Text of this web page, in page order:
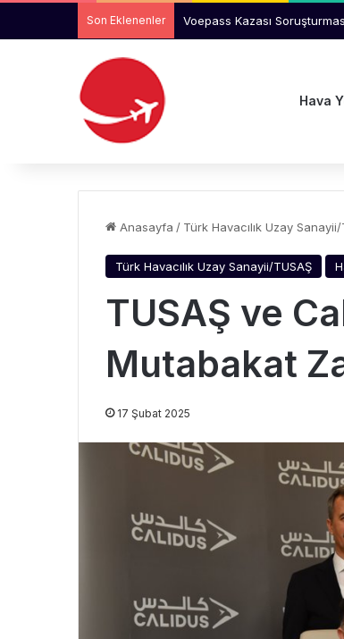
Son Eklenenler Voepass Kazası
Hava
Anasayfa / Türk Havacılık Uzay Sanayii/
Türk Havacılık Uzay Sanayii/TUSAŞ
TUSAŞ ve
Mutabakat
17 Şubat 2025